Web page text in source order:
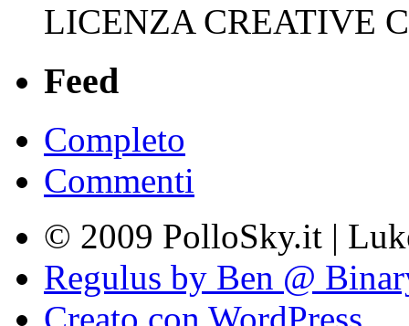
LICENZA CREATIVE
Feed
Completo
Commenti
© 2009 PolloSky.it |
Regulus by Ben @